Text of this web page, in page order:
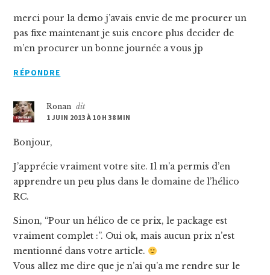
merci pour la demo j’avais envie de me procurer un
pas fixe maintenant je suis encore plus decider de
m’en procurer un bonne journée a vous jp
RÉPONDRE
Ronan dit
1 JUIN 2013 À 10 H 38 MIN
Bonjour,
J’apprécie vraiment votre site. Il m’a permis d’en
apprendre un peu plus dans le domaine de l’hélico
RC.
Sinon, “Pour un hélico de ce prix, le package est
vraiment complet :”. Oui ok, mais aucun prix n’est
mentionné dans votre article.
Vous allez me dire que je n’ai qu’a me rendre sur le